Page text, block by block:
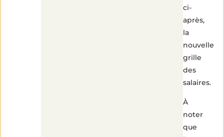
ci-
après,
la
nouvelle
grille
des
salaires.
À
noter
que